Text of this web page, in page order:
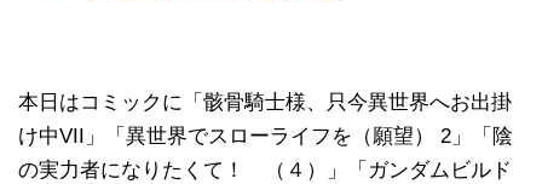
本日はコミックに「骸骨騎士様、只今異世界へお出掛
け中VII」「異世界でスローライフを（願望） 2」「陰
の実力者になりたくて！ （４）」「ガンダムビルド